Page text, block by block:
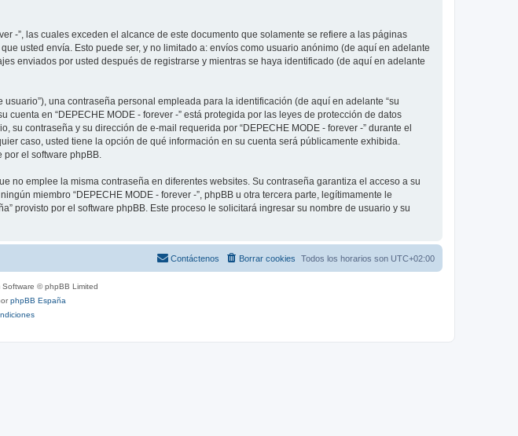
-”, las cuales exceden el alcance de este documento que solamente se refiere a las páginas
usted envía. Esto puede ser, y no limitado a: envíos como usuario anónimo (de aquí en adelante
enviados por usted después de registrarse y mientras se haya identificado (de aquí en adelante
una contraseña personal empleada para la identificación (de aquí en adelante “su
en “DEPECHE MODE - forever -” está protegida por las leyes de protección de datos
contraseña y su dirección de e-mail requerida por “DEPECHE MODE - forever -” durante el
caso, usted tiene la opción de qué información en su cuenta será públicamente exhibida.
el software phpBB.
no emplee la misma contraseña en diferentes websites. Su contraseña garantiza el acceso a su
miembro “DEPECHE MODE - forever -”, phpBB u otra tercera parte, legítimamente le
provisto por el software phpBB. Este proceso le solicitará ingresar su nombre de usuario y su
Todos los horarios son UTC+02:00
Borrar cookies
Contáctenos
Software © phpBB Limited
phpBB España